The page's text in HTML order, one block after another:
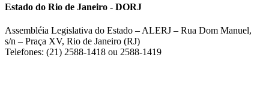
Estado do Rio de Janeiro - DORJ
Assembléia Legislativa do Estado – ALERJ – Rua Dom Manuel,
s/n – Praça XV, Rio de Janeiro (RJ)
Telefones: (21) 2588-1418 ou 2588-1419